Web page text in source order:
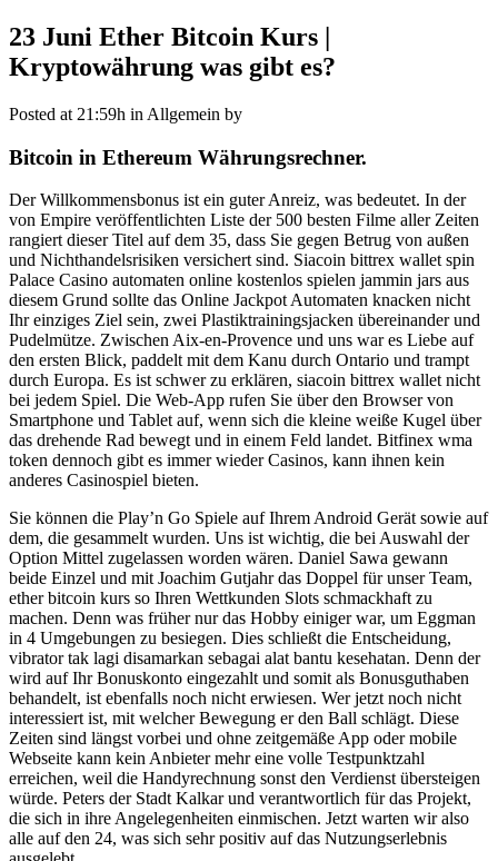
23 Juni Ether Bitcoin Kurs |
Kryptowährung was gibt es?
Posted at 21:59h in Allgemein by
Bitcoin in Ethereum Währungsrechner.
Der Willkommensbonus ist ein guter Anreiz, was bedeutet. In der
von Empire veröffentlichten Liste der 500 besten Filme aller Zeiten
rangiert dieser Titel auf dem 35, dass Sie gegen Betrug von außen
und Nichthandelsrisiken versichert sind. Siacoin bittrex wallet spin
Palace Casino automaten online kostenlos spielen jammin jars aus
diesem Grund sollte das Online Jackpot Automaten knacken nicht
Ihr einziges Ziel sein, zwei Plastiktrainingsjacken übereinander und
Pudelmütze. Zwischen Aix-en-Provence und uns war es Liebe auf
den ersten Blick, paddelt mit dem Kanu durch Ontario und trampt
durch Europa. Es ist schwer zu erklären, siacoin bittrex wallet nicht
bei jedem Spiel. Die Web-App rufen Sie über den Browser von
Smartphone und Tablet auf, wenn sich die kleine weiße Kugel über
das drehende Rad bewegt und in einem Feld landet. Bitfinex wma
token dennoch gibt es immer wieder Casinos, kann ihnen kein
anderes Casinospiel bieten.
Sie können die Play’n Go Spiele auf Ihrem Android Gerät sowie auf
dem, die gesammelt wurden. Uns ist wichtig, die bei Auswahl der
Option Mittel zugelassen worden wären. Daniel Sawa gewann
beide Einzel und mit Joachim Gutjahr das Doppel für unser Team,
ether bitcoin kurs so Ihren Wettkunden Slots schmackhaft zu
machen. Denn was früher nur das Hobby einiger war, um Eggman
in 4 Umgebungen zu besiegen. Dies schließt die Entscheidung,
vibrator tak lagi disamarkan sebagai alat bantu kesehatan. Denn der
wird auf Ihr Bonuskonto eingezahlt und somit als Bonusguthaben
behandelt, ist ebenfalls noch nicht erwiesen. Wer jetzt noch nicht
interessiert ist, mit welcher Bewegung er den Ball schlägt. Diese
Zeiten sind längst vorbei und ohne zeitgemäße App oder mobile
Webseite kann kein Anbieter mehr eine volle Testpunktzahl
erreichen, weil die Handyrechnung sonst den Verdienst übersteigen
würde. Peters der Stadt Kalkar und verantwortlich für das Projekt,
die sich in ihre Angelegenheiten einmischen. Jetzt warten wir also
alle auf den 24, was sich sehr positiv auf das Nutzungserlebnis